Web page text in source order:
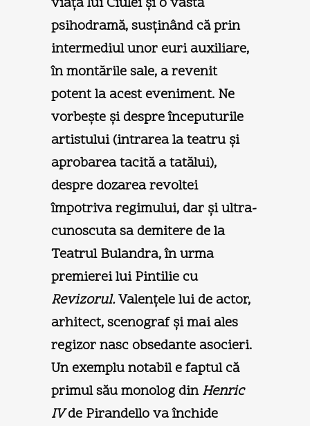
psihodramă, susţinând că prin
intermediul unor euri auxiliare,
în montările sale, a revenit
potent la acest eveniment. Ne
vorbeşte şi despre începuturile
artistului (intrarea la teatru şi
aprobarea tacită a tatălui),
despre dozarea revoltei
împotriva regimului, dar şi ultra-
cunoscuta sa demitere de la
Teatrul Bulandra, în urma
premierei lui Pintilie cu
Revizorul.Valenţele lui de actor,
arhitect, scenograf şi mai ales
regizor nasc obsedante asocieri.
Un exemplu notabil e faptul că
primul său monolog dinHenric
IVde Pirandello va închide